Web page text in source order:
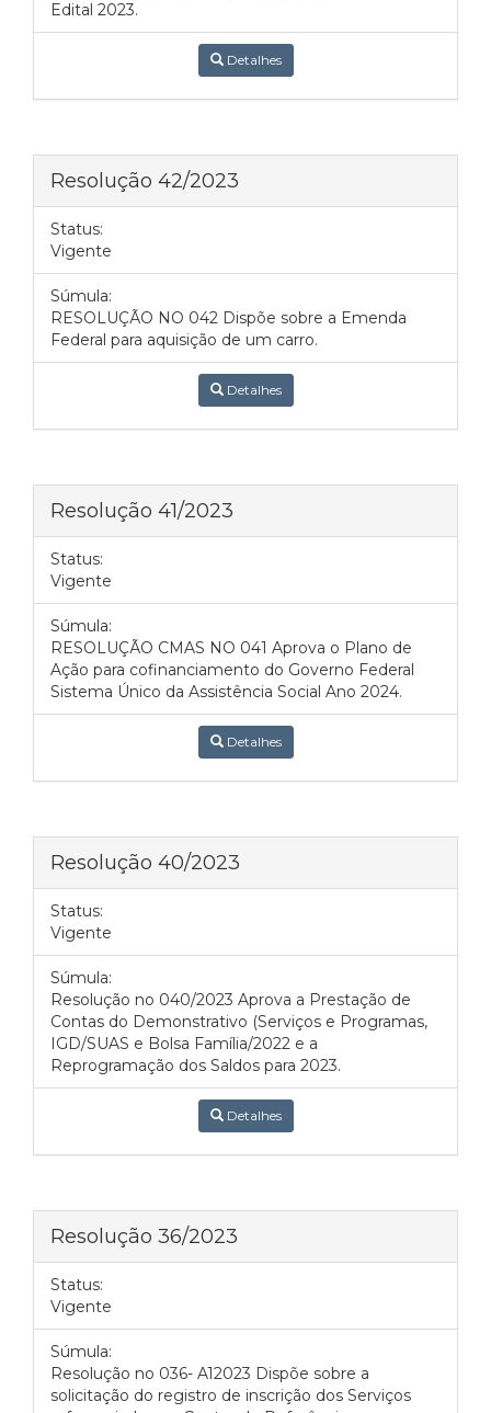
Edital 2023.
Detalhes
Resolução 42/2023
Status:
Vigente
Súmula:
RESOLUÇÃO NO 042 Dispõe sobre a Emenda
Federal para aquisição de um carro.
Detalhes
Resolução 41/2023
Status:
Vigente
Súmula:
RESOLUÇÃO CMAS NO 041 Aprova o Plano de
Ação para cofinanciamento do Governo Federal
Sistema Único da Assistência Social Ano 2024.
Detalhes
Resolução 40/2023
Status:
Vigente
Súmula:
Resolução no 040/2023 Aprova a Prestação de
Contas do Demonstrativo (Serviços e Programas,
IGD/SUAS e Bolsa Família/2022 e a
Reprogramação dos Saldos para 2023.
Detalhes
Resolução 36/2023
Status:
Vigente
Súmula:
Resolução no 036- A12023 Dispõe sobre a
solicitação do registro de inscrição dos Serviços